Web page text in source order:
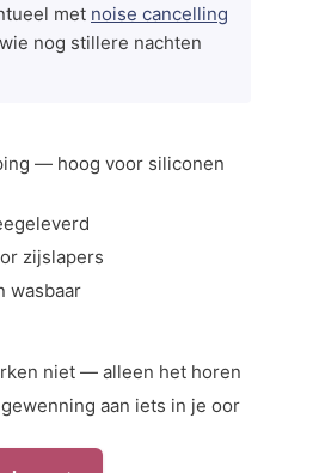
met noise cancelling
nog stillere nachten
— hoog voor siliconen
zijslapers
wasbaar
niet — alleen het horen
aan iets in je oor